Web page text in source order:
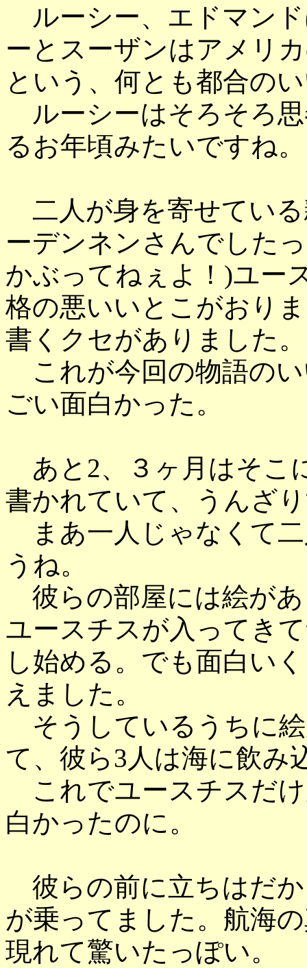
ルーシー、エドマン
ーとスーザンはアメリ
という、何とも都合の
ルーシーはそろそろ
るお年頃みたいですね。
二人が身を寄せてい
ーデンネンさんでした
かぶってねぇよ！)ユー
格の悪いいとこがおり
書くクセがありました。
これが今回の物語の
ごい面白かった。
あと2、３ヶ月はそこ
書かれていて、うんざ
まあ一人じゃなくて
うね。
彼らの部屋には絵が
ユースチスが入ってき
し始める。でも面白い
えました。
そうしているうちに
て、彼ら3人は海に飲み
これでユースチスだ
白かったのに。
彼らの前に立ちはだ
が乗ってました。航海
現れて驚いたっぽい。